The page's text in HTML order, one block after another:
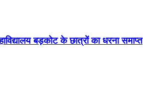
बड़कोट के छात्रों का धरना समाप्त